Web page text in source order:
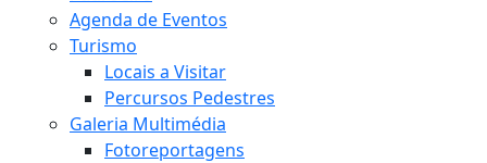
Agenda de Eventos
Turismo
Locais a Visitar
Percursos Pedestres
Galeria Multimédia
Fotoreportagens